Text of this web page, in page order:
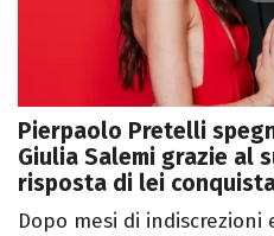
Pierpaolo Pretelli
Giulia Salemi grazie al
risposta di lei
Dopo mesi di